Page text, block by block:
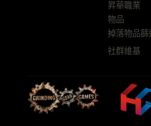
昇華職業
物品
掉落物品篩
社群維基